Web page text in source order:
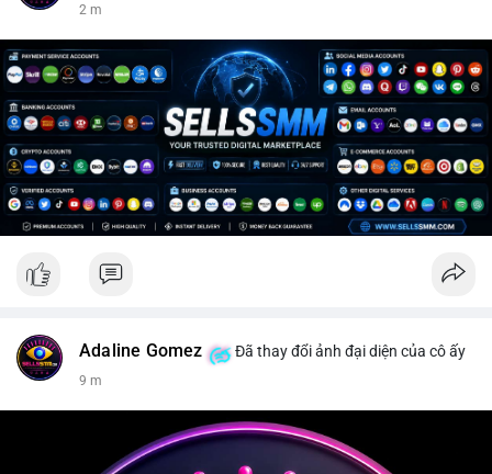
2 m
Adaline Gomez Đã thay đổi ảnh đại diện của cô ấy
9 m